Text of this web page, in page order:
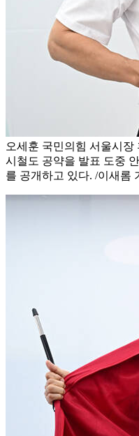
오세훈 국민의힘 서울시
시철도 공약을 발표 도중
를 공개하고 있다. /이새롬